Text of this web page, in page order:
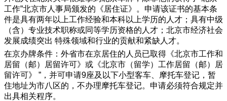
工作”北京市人事局颁发的《居住证》。申请该证书的基本条
件是具有两年以上工作经验和本科以上学历的人才；具有中级
（含）专业技术职称或同等学历资格的人才；北京市经济社会
发展成绩突出 特殊领域和行业的贡献和紧缺人才。
在京办牌条件：外省市在京居住的人员已取得《北京市工作和
居留（邮）居留许可》或《北京市（留学）工作居留（邮）居
留许可》 ”，并可申请9座及以下小型客车、摩托车登记，暂
住地址为市八区的，不办理摩托车登记。申请必须符合规定并
出具相关程序。